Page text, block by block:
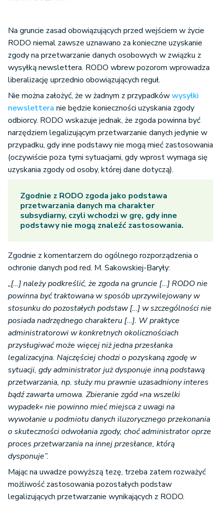
Na gruncie zasad obowiązujących przed wejściem w życie
RODO niemal zawsze uznawano za konieczne uzyskanie
zgody na przetwarzanie danych osobowych w związku z
wysyłką newslettera. RODO wbrew pozorom wprowadza
liberalizację uprzednio obowiązujących reguł.
Nie można założyć, że w żadnym z przypadkówwysyłki
newslettera nie będzie konieczności uzyskania zgody
odbiorcy. RODO wskazuje jednak, że zgoda powinna być
narzędziem legalizującym przetwarzanie danych jedynie w
przypadku, gdy inne podstawy nie mogą mieć zastosowania
(oczywiście poza tymi sytuacjami, gdy wprost wymaga się
uzyskania zgody od osoby, której dane dotyczą).
Zgodnie z RODO zgoda jako podstawa
przetwarzania danych ma charakter
subsydiarny, czyli wchodzi w grę, gdy inne
podstawy nie mogą znaleźć zastosowania.
Zgodnie z komentarzem do ogólnego rozporządzenia o
ochronie danych pod red. M. Sakowskiej-Baryły:
„[…] należy podkreślić, że zgoda na gruncie […] RODO nie
powinna być traktowana w sposób uprzywilejowany w
stosunku do pozostałych podstaw […] w szczególności nie
posiada nadrzędnego charakteru […]. W praktyce
administratorowi w konkretnych okolicznościach
przysługiwać może więcej niż jedna przesłanka
legalizacyjna. Najczęściej chodzi o pozyskaną zgodę w
sytuacji, gdy administrator już dysponuje inną podstawą
przetwarzania, np. służy mu prawnie uzasadniony interes
bądź zawarta umowa. Zbieranie zgód »na wszelki
wypadek« nie powinno mieć miejsca z uwagi na
wywołanie u podmiotu danych iluzorycznego przekonania
o skuteczności odwołania zgody, choć administrator oprze
proces przetwarzania na innej przesłance, którą
dysponuje”.
Mając na uwadze powyższą tezę, trzeba zatem rozważyć
możliwość zastosowania pozostałych podstaw
legalizujących przetwarzanie wynikających z RODO.